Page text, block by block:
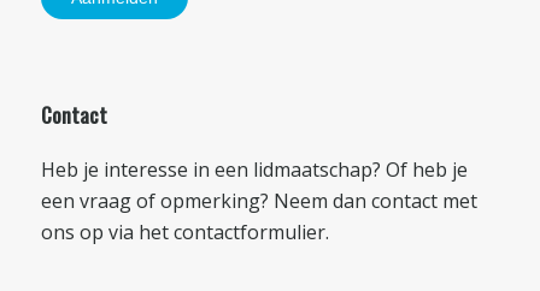
Contact
Heb je interesse in een lidmaatschap? Of heb je
een vraag of opmerking? Neem dan contact met
ons op via hetcontactformulier.